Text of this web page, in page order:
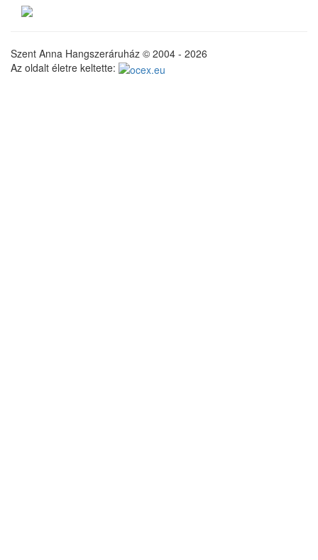
Szent Anna Hangszeráruház © 2004 - 2026
Az oldalt életre keltette: